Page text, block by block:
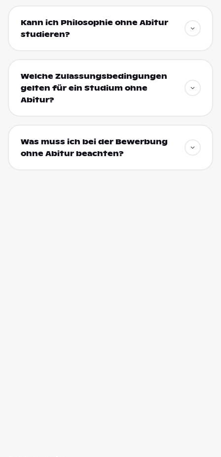
Kann ich Philosophie ohne Abitur
studieren?
Welche Zulassungsbedingungen
gelten für ein Studium ohne
Abitur?
Was muss ich bei der Bewerbung
ohne Abitur beachten?